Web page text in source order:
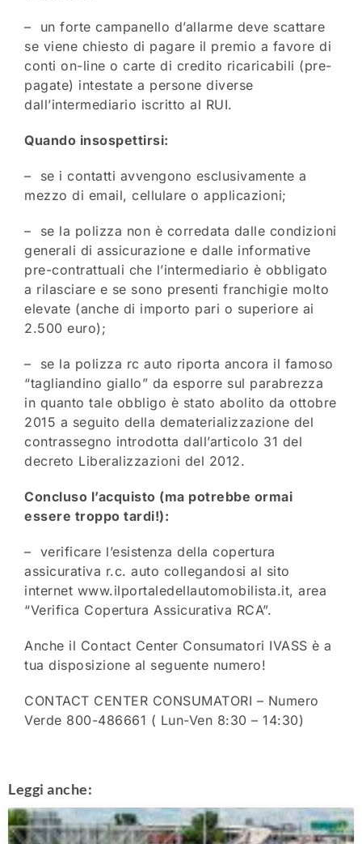
– un forte campanello d’allarme deve scattare
se viene chiesto di pagare il premio a favore di
conti on-line o carte di credito ricaricabili (pre-
pagate) intestate a persone diverse
dall’intermediario iscritto al RUI.
Quando insospettirsi:
– se i contatti avvengono esclusivamente a
mezzo di email, cellulare o applicazioni;
– se la polizza non è corredata dalle condizioni
generali di assicurazione e dalle informative
pre-contrattuali che l’intermediario è obbligato
a rilasciare e se sono presenti franchigie molto
elevate (anche di importo pari o superiore ai
2.500 euro);
– se la polizza rc auto riporta ancora il famoso
“tagliandino giallo” da esporre sul parabrezza
in quanto tale obbligo è stato abolito da ottobre
2015 a seguito della dematerializzazione del
contrassegno introdotta dall’articolo 31 del
decreto Liberalizzazioni del 2012.
Concluso l’acquisto (ma potrebbe ormai
essere troppo tardi!):
– verificare l’esistenza della copertura
assicurativa r.c. auto collegandosi al sito
internet www.ilportaledellautomobilista.it, area
“Verifica Copertura Assicurativa RCA”.
Anche il Contact Center Consumatori IVASS è a
tua disposizione al seguente numero!
CONTACT CENTER CONSUMATORI – Numero
Verde 800-486661 ( Lun-Ven 8:30 – 14:30)
Leggi anche: